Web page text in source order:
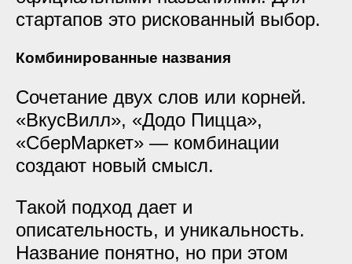
стартапов это рискованный выбор.
Комбинированные названия
Сочетание двух слов или корней.
«ВкусВилл», «Додо Пицца»,
«СберМаркет» — комбинации
создают новый смысл.
Такой подход дает и
описательность, и уникальность.
Название понятно, но при этом